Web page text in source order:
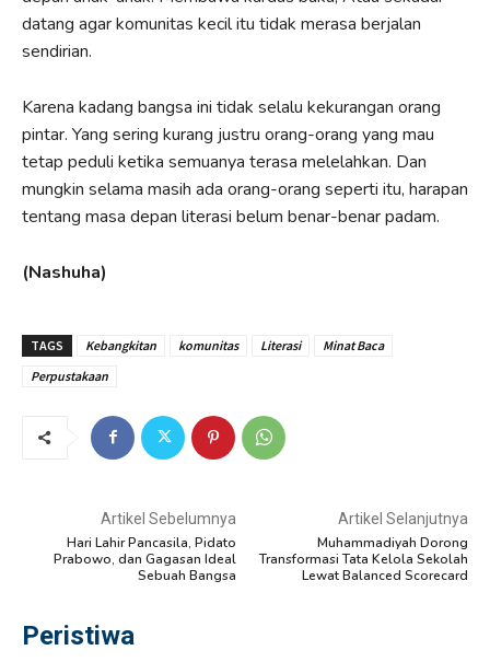
datang agar komunitas kecil itu tidak merasa berjalan
sendirian.
Karena kadang bangsa ini tidak selalu kekurangan orang
pintar. Yang sering kurang justru orang-orang yang mau
tetap peduli ketika semuanya terasa melelahkan. Dan
mungkin selama masih ada orang-orang seperti itu, harapan
tentang masa depan literasi belum benar-benar padam.
(Nashuha)
TAGS Kebangkitan komunitas Literasi
Minat Baca
Perpustakaan
Artikel Sebelumnya
Hari Lahir Pancasila, Pidato
Prabowo, dan Gagasan Ideal
Sebuah Bangsa
Artikel Selanjutnya
Muhammadiyah Dorong
Transformasi Tata Kelola Sekolah
Lewat Balanced Scorecard
Peristiwa